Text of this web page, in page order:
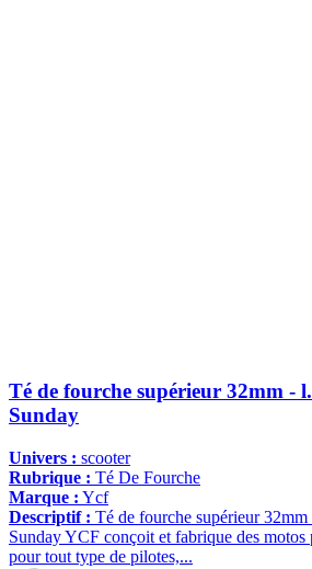
Té de fourche supérieur 32mm -
Sunday
Univers : scooter
Rubrique : Té De Fourche
Marque : Ycf
Descriptif : Té de fourche supérieur
Sunday YCF conçoit et fabrique des motos
pour tout type de pilotes,...